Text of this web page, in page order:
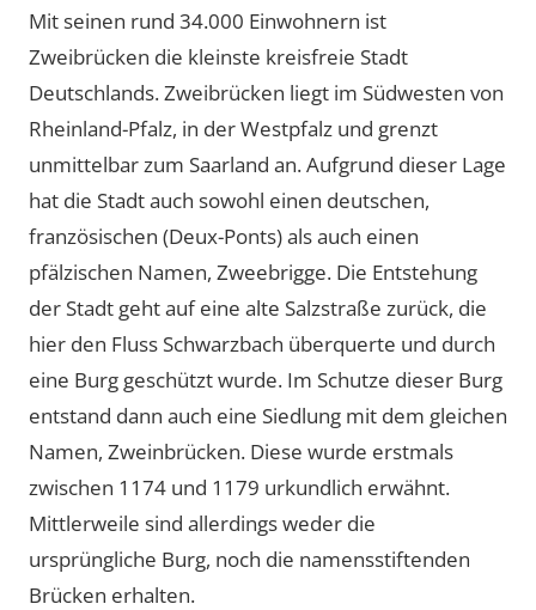
Mit seinen rund 34.000 Einwohnern ist
Zweibrücken die kleinste kreisfreie Stadt
Deutschlands. Zweibrücken liegt im Südwesten von
Rheinland-Pfalz, in der Westpfalz und grenzt
unmittelbar zum Saarland an. Aufgrund dieser Lage
hat die Stadt auch sowohl einen deutschen,
französischen (Deux-Ponts) als auch einen
pfälzischen Namen, Zweebrigge. Die Entstehung
der Stadt geht auf eine alte Salzstraße zurück, die
hier den Fluss Schwarzbach überquerte und durch
eine Burg geschützt wurde. Im Schutze dieser Burg
entstand dann auch eine Siedlung mit dem gleichen
Namen, Zweinbrücken. Diese wurde erstmals
zwischen 1174 und 1179 urkundlich erwähnt.
Mittlerweile sind allerdings weder die
ursprüngliche Burg, noch die namensstiftenden
Brücken erhalten.